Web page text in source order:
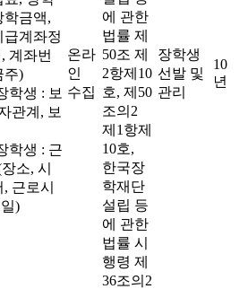
학금액,
급계좌정
계좌번
주)
학생 : 보
관계, 보
학생 : 근
소, 시
근로시
)
온라
인
수집
에 관한
법률 제
50조 제
2항제10
호, 제50
조의2
제1항제
10호,
한국장
학재단
설립 등
에 관한
법률 시
행령 제
36조의2
장학생
선발 및
관리
10
년